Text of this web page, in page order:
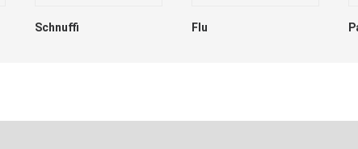
Schnuffi Flu